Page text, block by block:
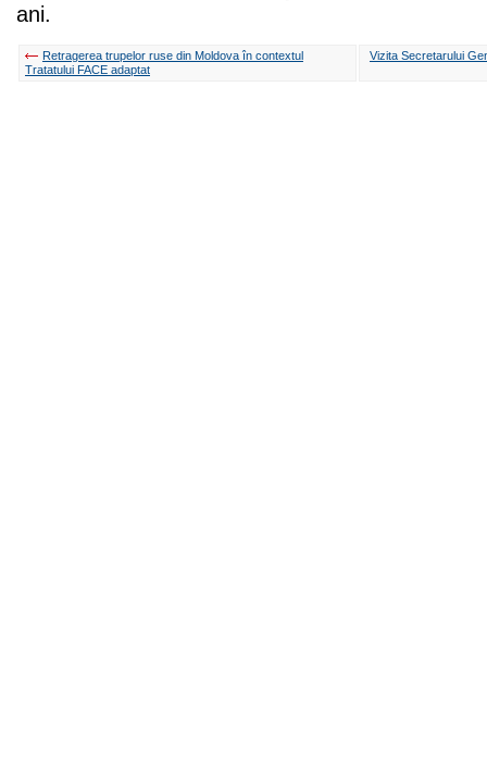
ani.
Retragerea trupelor ruse din Moldova în contextul
Tratatului FACE adaptat
Vizita Secretarului